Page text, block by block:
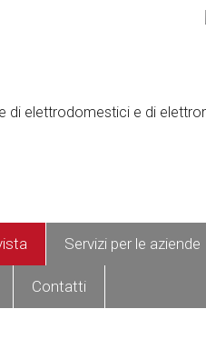
Servizi per le aziende
Contatti